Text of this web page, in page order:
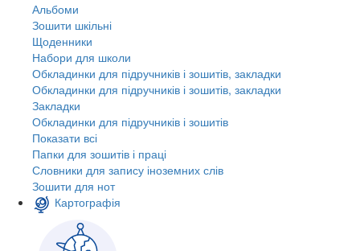
Альбоми
Зошити шкільні
Щоденники
Набори для школи
Обкладинки для підручників і зошитів, закладки
Обкладинки для підручників і зошитів, закладки
Закладки
Обкладинки для підручників і зошитів
Показати всі
Папки для зошитів і праці
Словники для запису іноземних слів
Зошити для нот
Картографія